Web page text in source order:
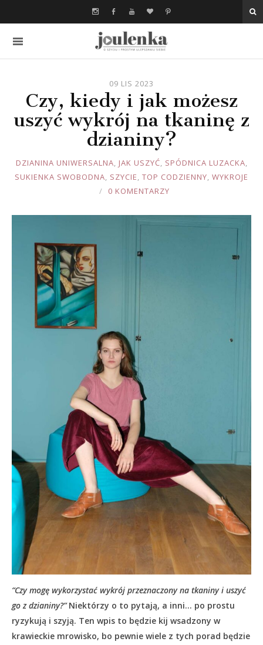
09 LIS 2023
Czy, kiedy i jak możesz
uszyć wykrój na tkaninę z
dzianiny?
JOULE
DZIANINA UNIWERSALNA, JAK USZYĆ, SPÓDNICA LUZACKA,
SUKIENKA SWOBODNA, SZYCIE, TOP CODZIENNY, WYKROJE
0 KOMENTARZY
“Czy mogę wykorzystać wykrój przeznaczony na tkaniny i uszyć
go z dzianiny?”Niektórzy o to pytają, a inni… po prostu
ryzykują i szyją. Ten wpis to będzie kij wsadzony w
krawieckie mrowisko, bo pewnie wiele z tych porad będzie